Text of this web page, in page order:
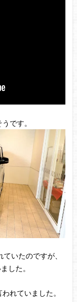
です。
いたのですが、
した。
れていました。